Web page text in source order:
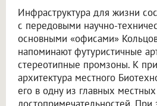
Инфраструктура для жизни
с передовыми научно-
основными «офисами»
напоминают футуристичные
стереотипные промзоны. К
архитектура местного
его в одну из главных местных